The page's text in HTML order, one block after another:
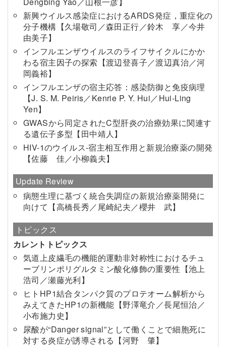
新興ウイルス感染症におけるARDS発症，重症化の
分子機構【久場敬司／森田正行／鈴木 享／今井
由美子】
インフルエンザウイルスのライフサイクルにかか
わる宿主因子の探索【渡辺登喜子／渡辺真治／河
岡義裕】
インフルエンザの宿主応答：感染防御と免疫病理
【J. S. M. Peiris／Kenrie P. Y. Hui／Hui-Ling
Yen】
GWASから同定されたC型肝炎の治療効果に関連す
る遺伝子多型【田中靖人】
HIV-1のウイルス-宿主相互作用と新規治療薬の開発
【佐藤 佳／小柳義夫】
Update Review
病態生理に基づく統合失調症の新規治療薬開発に
向けて【高橋長秀／尾崎紀夫／櫻井 武】
トピックス
カレントトピックス
気道上皮繊毛の機能的運動非対称性におけるチュ
ーブリンポリグルタミン酸化修飾の重要性【池上
浩司／瀬藤光利】
ヒトHP1結合タンパク質のプロテオーム解析から
みえてきたHP1の新機能【野澤竜介／長尾恒治／
小布施力史】
尿酸が“Danger signal”として働くことで細胞死に
対する炎症が誘導される【河野 肇】